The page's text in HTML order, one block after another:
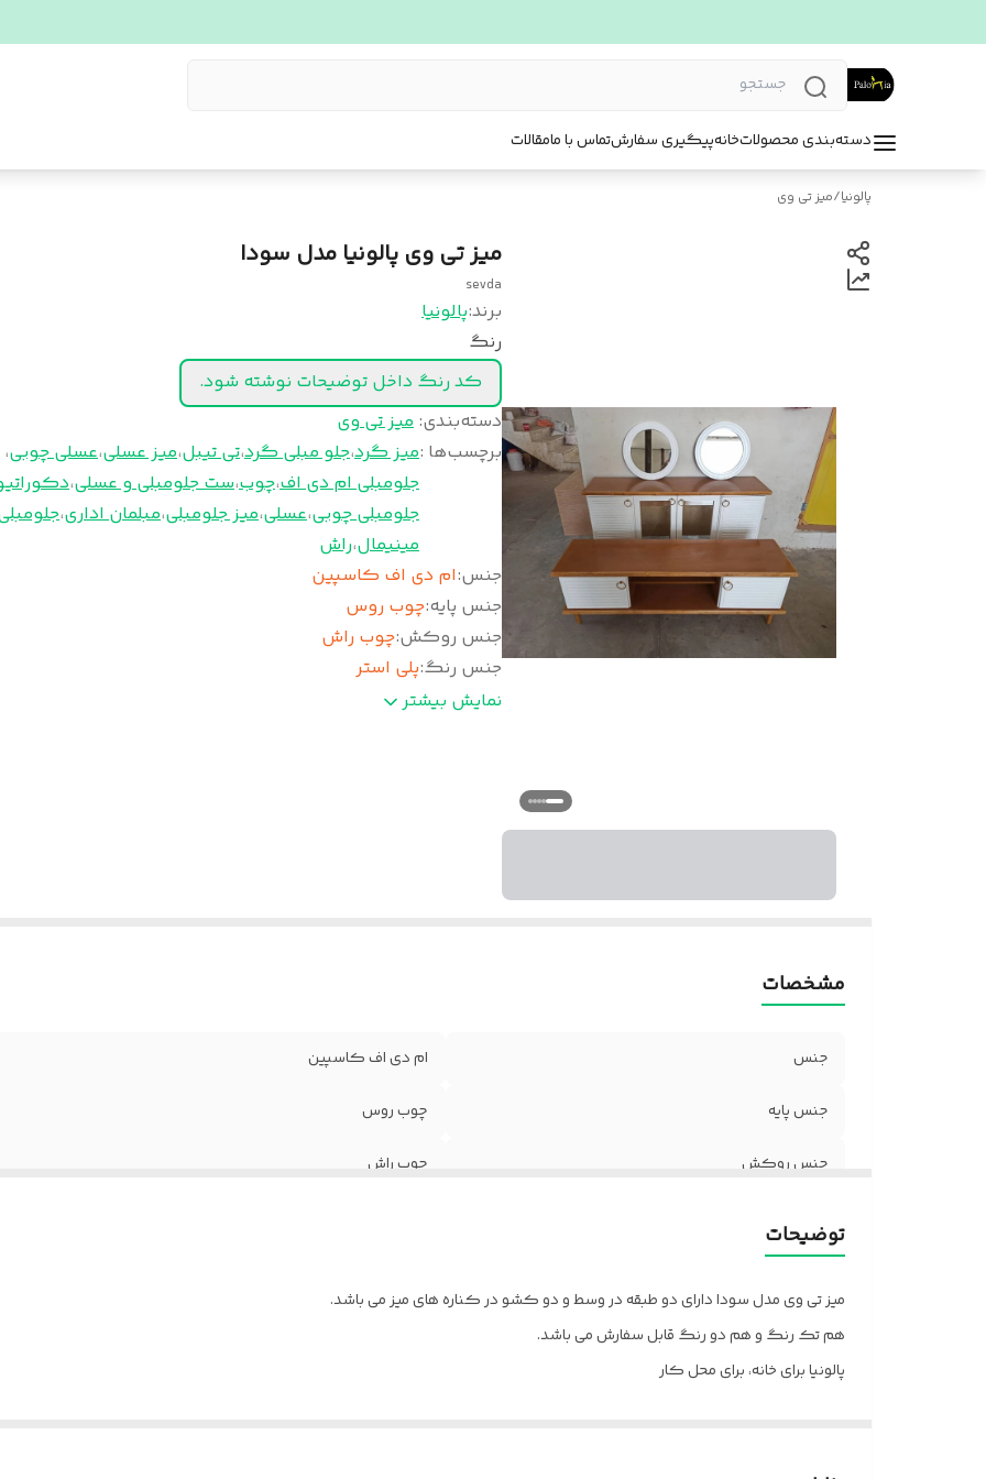
دسته‌بندی محصولاتخانهپیگیری سفارشتماس با مامقالات
پالونیا/میز تی وی
میز تی وی پالونیا مدل سودا
sevda
برند:پالونیا
رنگ
کد رنگ داخل توضیحات نوشته شود.
دسته‌بندی: میز تی وی
برچسب‌ها :میز گرد،جلو مبلی گرد،تی تیبل،میز عسلی،عسلی چوبی،
جلومبلی ام دی اف،چوب،ست جلومبلی و عسلی،
جلومبلی چوبی،عسلی،میز جلومبلی،مبلمان اداری،
مینیمال،راش
جنس:ام دی اف کاسپین
جنس پایه:چوب روس
جنس روکش:چوب راش
جنس رنگ:پلی استر
ابعاد میز تی وی
نمایش بیشتر
مشخصات
جنس ام دی اف کاسپین
جنس پایه چوب روس
جنس روکش چوب راش
ارتفاع میز تی وی
کشو میز تی وی
توضیحات
میز تی وی مدل سودا دارای دو طبقه در وسط و دو کشو در کناره های میز می باشد.
هم تک رنگ و هم دو رنگ قابل سفارش می باشد.
پالونیا برای خانه، برای محل کار